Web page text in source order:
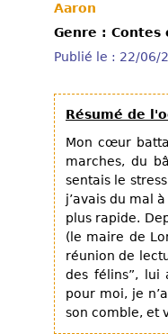
Aaron
Genre : Contes
Publié le : 22/06/
Résumé de
Mon cœur
marches, du
sentais le
j’avais du mal
plus rapide.
(le maire de
réunion de
des félins”, lui
pour moi, je
son comble, et